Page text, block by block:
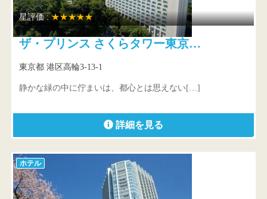
星評価 :★★★★★
ザ・プリンス さくらタワー東京…
東京都 港区高輪3-13-1
静かな緑の中に佇まいは、都心とは思えない[…]
詳細を見る
ホテル